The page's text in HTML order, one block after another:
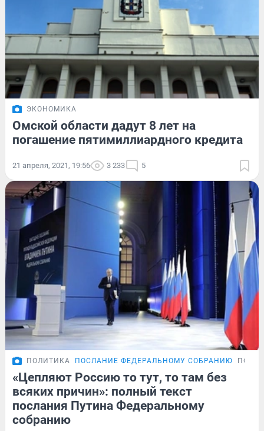
ЭКОНОМИКА
Омской области дадут 8 лет на
погашение пятимиллиардного кредита
21 апреля, 2021, 19:56 3 233 5
ПОЛИТИКА ПОСЛАНИЕ ФЕДЕРАЛЬНОМУ СОБРАНИЮ
«Цепляют Россию то тут, то там без
всяких причин»: полный текст
послания Путина Федеральному
собранию